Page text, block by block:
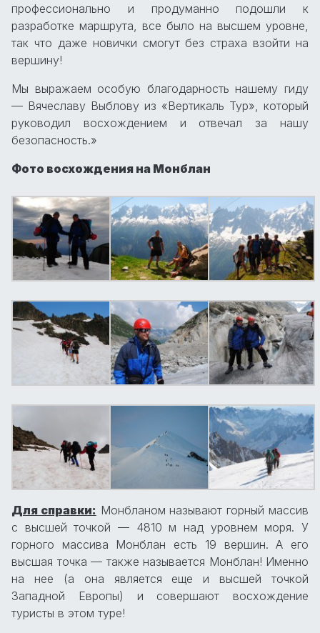
профессионально и продуманно подошли к
разработке маршрута, все было на высшем уровне,
так что даже новички смогут без страха взойти на
вершину!
Мы выражаем особую благодарность нашему гиду
— Вячеславу Выблову из «Вертикаль Тур», который
руководил восхождением и отвечал за нашу
безопасность.»
Фото восхождения на Монблан
Для справки: Монбланом называют горный массив
с высшей точкой — 4810 м над уровнем моря. У
горного массива Монблан есть 19 вершин. А его
высшая точка — также называется Монблан! Именно
на нее (а она является еще и высшей точкой
Западной Европы) и совершают восхождение
туристы в этом туре!